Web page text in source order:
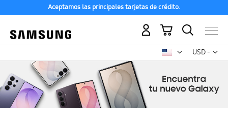
Aceptamos las principales tarjetas de crédito.
USD -
dólar
Mi carrito